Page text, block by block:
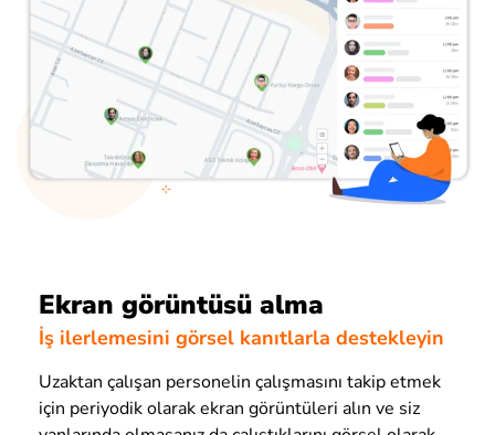
Ekran görüntüsü alma
İş ilerlemesini görsel kanıtlarla destekleyin
Uzaktan çalışan personelin çalışmasını takip etmek
için periyodik olarak ekran görüntüleri alın ve siz